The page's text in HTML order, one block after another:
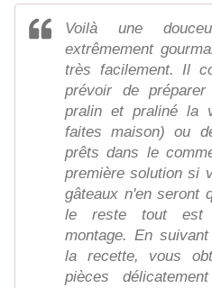
Voilà une
extrêmement
très facilement. Il
prévoir de
pralin et praliné la
faites maison) ou
prêts dans le
première solution si
gâteaux n'en seront
le reste tout est
montage. En
la recette, vous
pièces